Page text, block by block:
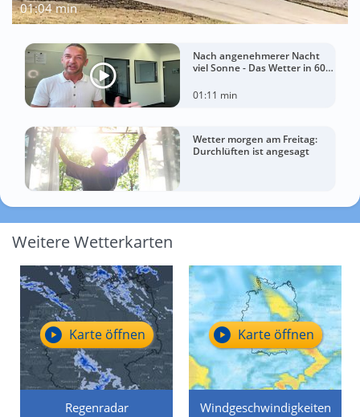
01:04 min
Nach angenehmerer Nacht
viel Sonne - Das Wetter in 60
01:11 min
Wetter morgen am Freitag:
Durchlüften ist angesagt
Weitere Wetterkarten
Regenradar
Karte öffnen
Windgeschwindigkeiten
Karte öffnen